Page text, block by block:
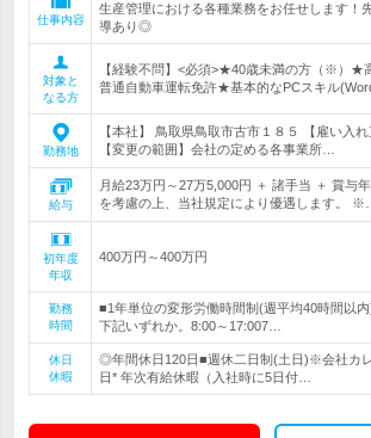
仕事内容
生産管理における各種業務をお任せします！
導あり◎
対象と
なる方
【経験不問】<必須>★40歳未満の方（※）★
普通自動車運転免許★基本的なPCスキル
勤務地
【本社】 鳥取県鳥取市古市１８５ 【雇い入
【変更の範囲】会社の定める各事業所…
給与
月給23万円～27万5,000円 ＋ 諸手当 ＋ 賞与
を考慮の上、当社規定により優遇します。 ※…
初年度
年収
400万円～400万円
勤務
時間
■1年単位の変形労働時間制(週平均40時間以内
下記いずれか。8:00～17:007…
休日
休暇
◎年間休日120日■週休二日制(土日)※会社カ
日* 年次有給休暇（入社時に5日付…